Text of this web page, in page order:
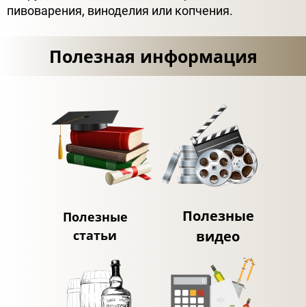
пивоварения, виноделия или копчения.
Полезная информация
Полезные
статьи
Полезные
видео